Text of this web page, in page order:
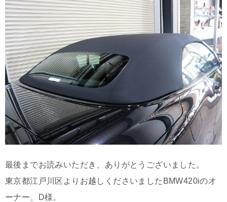
最後までお読みいただき、ありがとうございました。
東京都江戸川区よりお越しくださいましたBMW420iのオ
ーナー、D様。